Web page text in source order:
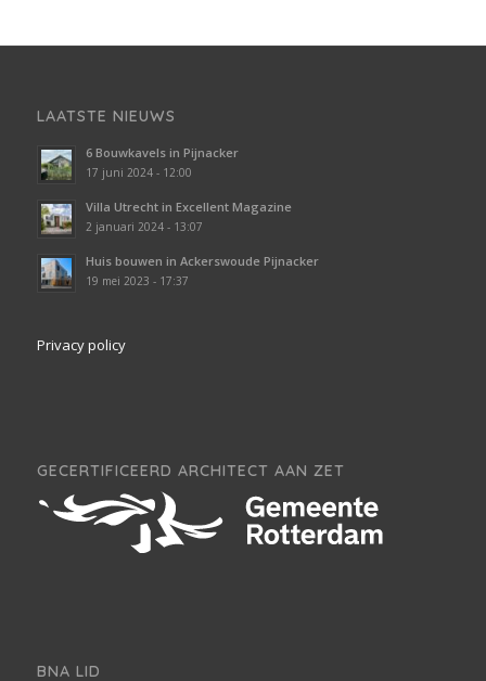
LAATSTE NIEUWS
6 Bouwkavels in Pijnacker
17 juni 2024 - 12:00
Villa Utrecht in Excellent Magazine
2 januari 2024 - 13:07
Huis bouwen in Ackerswoude Pijnacker
19 mei 2023 - 17:37
Privacy policy
GECERTIFICEERD ARCHITECT AAN ZET
BNA LID